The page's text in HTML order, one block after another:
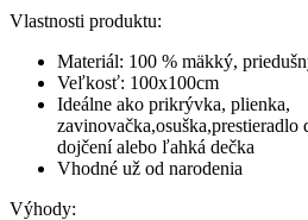
Vlastnosti produktu:
Materiál: 100 % mäkký,
Veľkosť: 100x100cm
Ideálne ako prikrývka, plienka,
zavinovačka,osuška,prestieradlo
dojčení alebo ľahká dečka
Vhodné už od narodenia
Výhody: